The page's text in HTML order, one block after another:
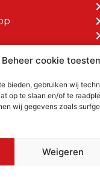
Beheer cookie
bieden, gebruiken wij
op te slaan en/of te
wij gegevens zoals
Weigeren